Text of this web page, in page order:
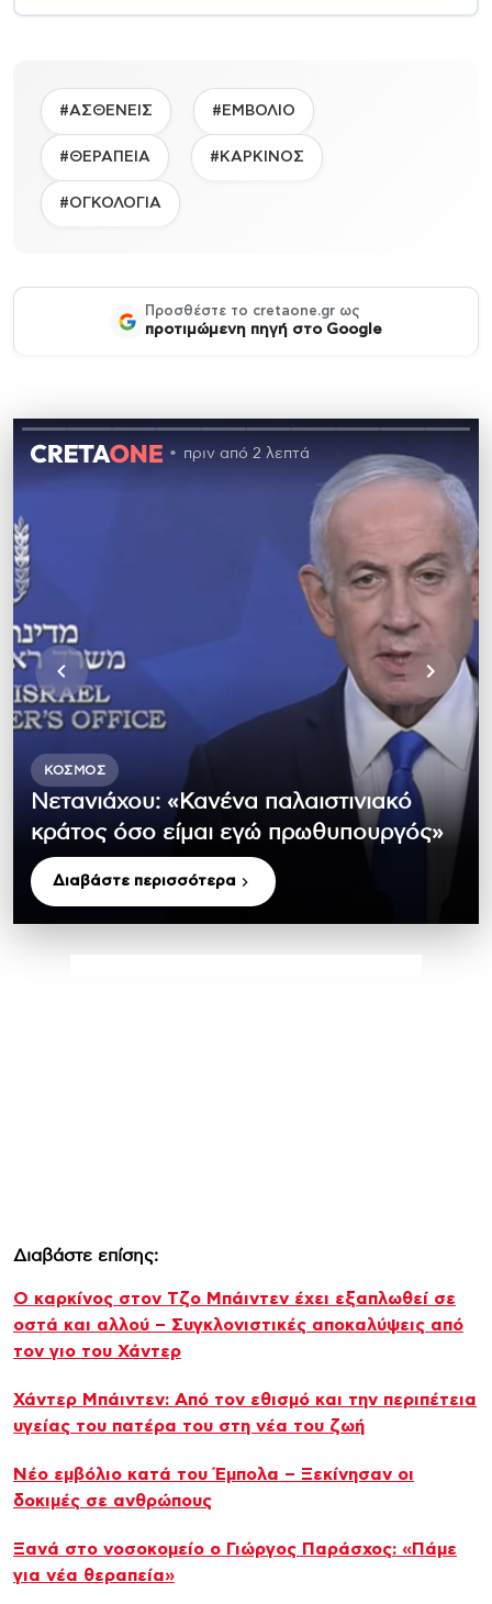
#ΑΣΘΕΝΕΙΣ #ΕΜΒΟΛΙΟ
#ΘΕΡΑΠΕΙΑ #ΚΑΡΚΙΝΟΣ
#ΟΓΚΟΛΟΓΙΑ
Προσθέστε το cretaone.gr ως
προτιμώμενη πηγή στο Google
πριν από 2 λεπτά
ΚΌΣΜΟΣ
Νετανιάχου: «Κανένα παλαιστινιακό
κράτος όσο είμαι εγώ πρωθυπουργός»
Διαβάστε περισσότερα
Διαβάστε επίσης:
Ο καρκίνος στον Τζο Μπάιντεν έχει εξαπλωθεί σε
οστά και αλλού – Συγκλονιστικές αποκαλύψεις από
τον γιο του Χάντερ
Χάντερ Μπάιντεν: Από τον εθισμό και την περιπέτεια
υγείας του πατέρα του στη νέα του ζωή
Νέο εμβόλιο κατά του Έμπολα – Ξεκίνησαν οι
δοκιμές σε ανθρώπους
Ξανά στο νοσοκομείο ο Γιώργος Παράσχος: «Πάμε
για νέα θεραπεία»